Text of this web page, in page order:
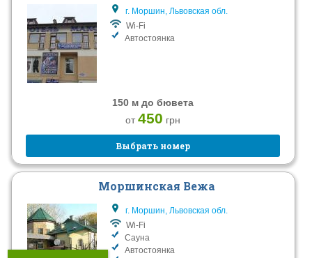
г. Моршин, Львовская обл.
Wi-Fi
Автостоянка
150 м до бювета
от450 грн
Выбрать номер
Моршинская Вежа
г. Моршин, Львовская обл.
Wi-Fi
Сауна
Автостоянка